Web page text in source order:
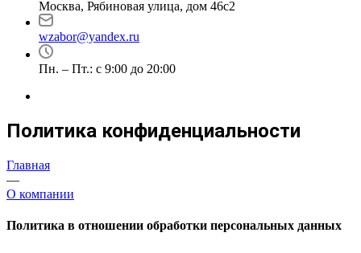
Москва, Рябиновая улица, дом 46с2
wzabor@yandex.ru
Пн. – Пт.: с 9:00 до 20:00
Политика конфиденциальности
Главная
—
О компании
Политика в отношении обработки персональных данных